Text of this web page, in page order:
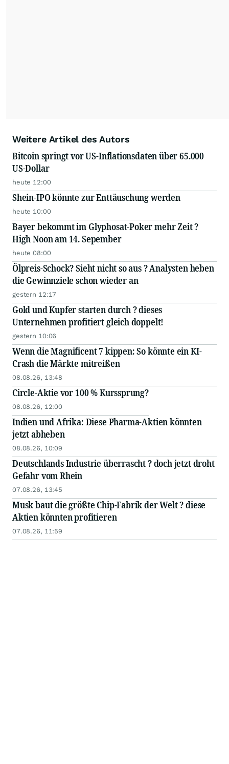
Weitere Artikel des Autors
Bitcoin springt vor US-Inflationsdaten über 65.000
US-Dollar
heute 12:00
Shein-IPO könnte zur Enttäuschung werden
heute 10:00
Bayer bekommt im Glyphosat-Poker mehr Zeit ?
High Noon am 14. Sepember
heute 08:00
Ölpreis-Schock? Sieht nicht so aus ? Analysten heben
die Gewinnziele schon wieder an
gestern 12:17
Gold und Kupfer starten durch ? dieses
Unternehmen profitiert gleich doppelt!
gestern 10:06
Wenn die Magnificent 7 kippen: So könnte ein KI-
Crash die Märkte mitreißen
08.08.26, 13:48
Circle-Aktie vor 100 % Kurssprung?
08.08.26, 12:00
Indien und Afrika: Diese Pharma-Aktien könnten
jetzt abheben
08.08.26, 10:09
Deutschlands Industrie überrascht ? doch jetzt droht
Gefahr vom Rhein
07.08.26, 13:45
Musk baut die größte Chip-Fabrik der Welt ? diese
Aktien könnten profitieren
07.08.26, 11:59